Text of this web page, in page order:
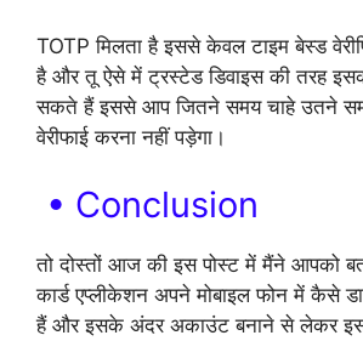
TOTP मिलता है इससे केवल टाइम बेस्ड
है और तू ऐसे में ट्रस्टेड डिवाइस की तरह
सकते हैं इससे आप जितने समय चाहे उतने
वेरीफाई करना नहीं पड़ेगा।
• Conclusion
तो दोस्तों आज की इस पोस्ट में मैंने आपको
कार्ड एप्लीकेशन अपने मोबाइल फोन में कैसे
हैं और इसके अंदर अकाउंट बनाने से लेकर